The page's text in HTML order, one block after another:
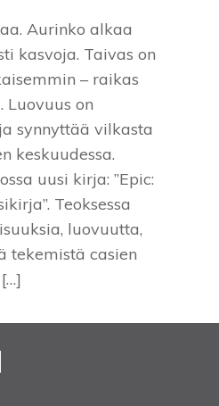
Aurinko alkaa
kasvoja. Taivas on
– raikas
Luovuus on
synnyttää vilkasta
keskuudessa.
uusi kirja: ”Epic:
Teoksessa
luovuutta,
tekemistä casien